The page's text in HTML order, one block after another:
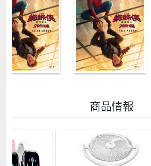
商品情報